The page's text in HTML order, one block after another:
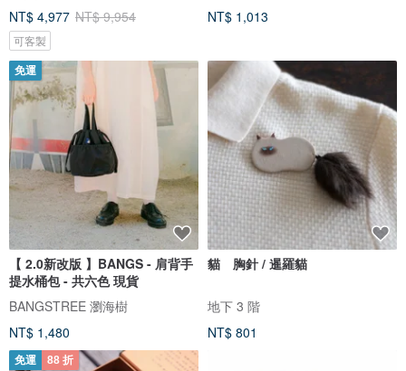
NT$ 4,977 NT$ 9,954
可客製
NT$ 1,013
免運
【 2.0新改版 】BANGS - 肩背手
提水桶包 - 共六色 現貨
BANGSTREE 瀏海樹
NT$ 1,480
貓 胸針 / 暹羅貓
地下 3 階
NT$ 801
免運 88 折